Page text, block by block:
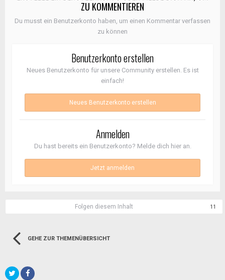
ZU KOMMENTIEREN
Du musst ein Benutzerkonto haben, um einen Kommentar verfassen
zu können
Benutzerkonto erstellen
Neues Benutzerkonto für unsere Community erstellen. Es ist
einfach!
Neues Benutzerkonto erstellen
Anmelden
Du hast bereits ein Benutzerkonto? Melde dich hier an.
Jetzt anmelden
Folgen diesem Inhalt 11
GEHE ZUR THEMENÜBERSICHT